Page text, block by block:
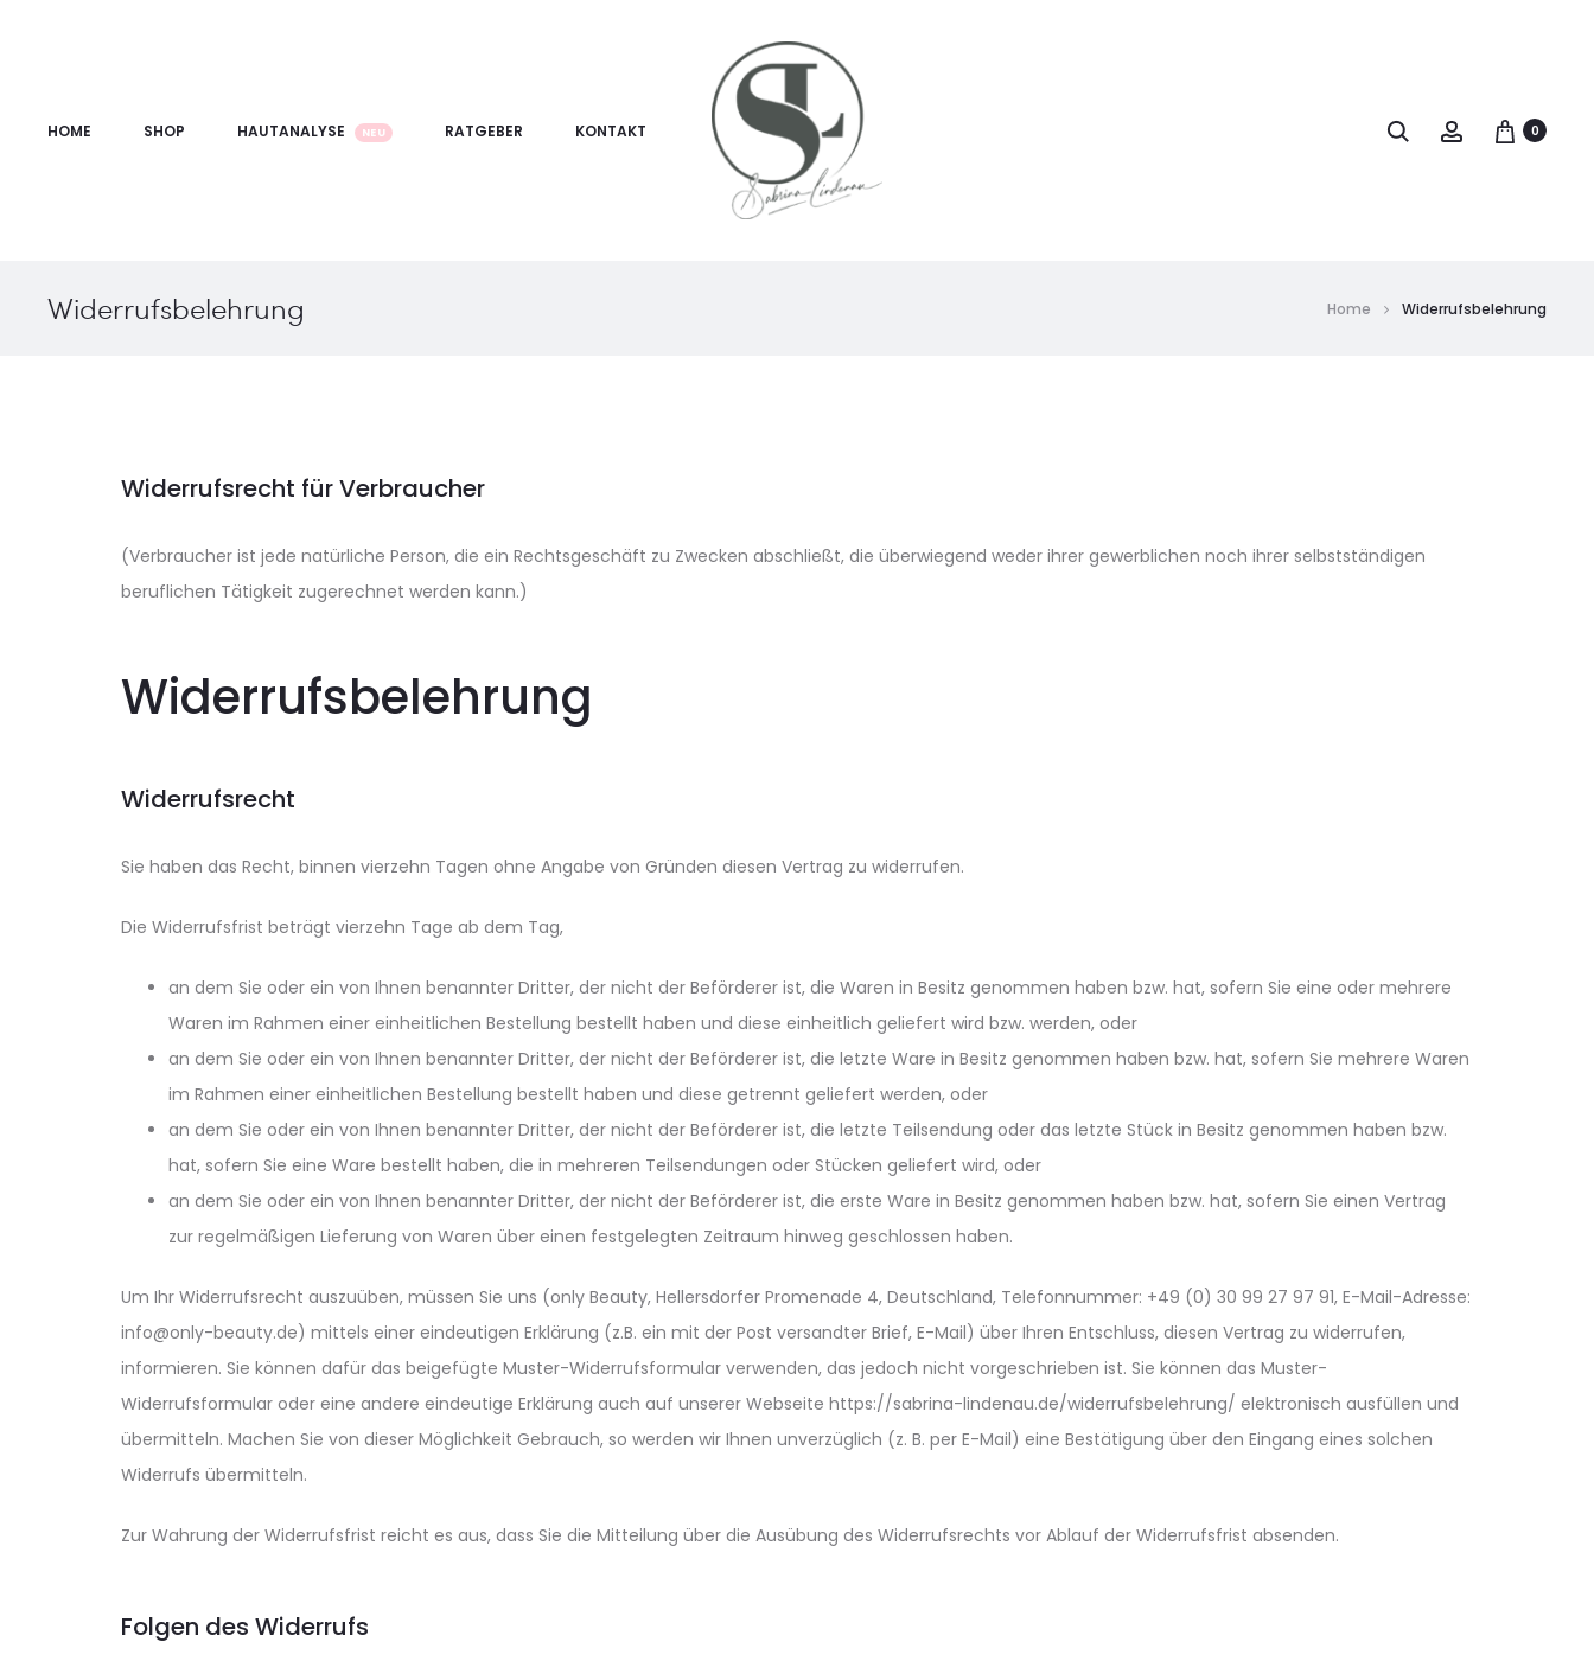
HOME SHOP HAUTANALYSE NEU RATGEBER KONTAKT 0
Widerrufsbelehrung Home Widerrufsbelehrung
Widerrufsrecht für Verbraucher
(Verbraucher ist jede natürliche Person, die ein Rechtsgeschäft zu Zwecken abschließt, die überwiegend weder ihrer gewerblichen noch ihrer selbstständigen
beruflichen Tätigkeit zugerechnet werden kann.)
Widerrufsbelehrung
Widerrufsrecht
Sie haben das Recht, binnen vierzehn Tagen ohne Angabe von Gründen diesen Vertrag zu widerrufen.
Die Widerrufsfrist beträgt vierzehn Tage ab dem Tag,
an dem Sie oder ein von Ihnen benannter Dritter, der nicht der Beförderer ist, die Waren in Besitz genommen haben bzw. hat, sofern Sie eine oder mehrere
Waren im Rahmen einer einheitlichen Bestellung bestellt haben und diese einheitlich geliefert wird bzw. werden, oder
an dem Sie oder ein von Ihnen benannter Dritter, der nicht der Beförderer ist, die letzte Ware in Besitz genommen haben bzw. hat, sofern Sie mehrere Waren
im Rahmen einer einheitlichen Bestellung bestellt haben und diese getrennt geliefert werden, oder
an dem Sie oder ein von Ihnen benannter Dritter, der nicht der Beförderer ist, die letzte Teilsendung oder das letzte Stück in Besitz genommen haben bzw.
hat, sofern Sie eine Ware bestellt haben, die in mehreren Teilsendungen oder Stücken geliefert wird, oder
an dem Sie oder ein von Ihnen benannter Dritter, der nicht der Beförderer ist, die erste Ware in Besitz genommen haben bzw. hat, sofern Sie einen Vertrag
zur regelmäßigen Lieferung von Waren über einen festgelegten Zeitraum hinweg geschlossen haben.
Um Ihr Widerrufsrecht auszuüben, müssen Sie uns (only Beauty, Hellersdorfer Promenade 4, Deutschland, Telefonnummer: +49 (0) 30 99 27 97 91, E-Mail-Adresse:
info@only-beauty.de) mittels einer eindeutigen Erklärung (z.B. ein mit der Post versandter Brief, E-Mail) über Ihren Entschluss, diesen Vertrag zu widerrufen,
informieren. Sie können dafür das beigefügte Muster-Widerrufsformular verwenden, das jedoch nicht vorgeschrieben ist. Sie können das Muster-
Widerrufsformular oder eine andere eindeutige Erklärung auch auf unserer Webseite https://sabrina-lindenau.de/widerrufsbelehrung/ elektronisch ausfüllen und
übermitteln. Machen Sie von dieser Möglichkeit Gebrauch, so werden wir Ihnen unverzüglich (z. B. per E-Mail) eine Bestätigung über den Eingang eines solchen
Widerrufs übermitteln.
Zur Wahrung der Widerrufsfrist reicht es aus, dass Sie die Mitteilung über die Ausübung des Widerrufsrechts vor Ablauf der Widerrufsfrist absenden.
Folgen des Widerrufs